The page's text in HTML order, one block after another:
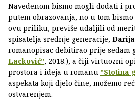
Navedenom bismo mogli dodati i
putem obrazovanja, no u tom
ovu priliku, previše udaljili od
spisatelja srednje generacije,
romanopisac debitirao prije sedam
Lacković", 2018.), a čiji virtuozni
prostora i ideja u romanu "Stotina
aspekata koji djelo čine, možemo
ostvarenjem.